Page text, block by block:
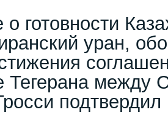
готовности
уран,
Тегерана